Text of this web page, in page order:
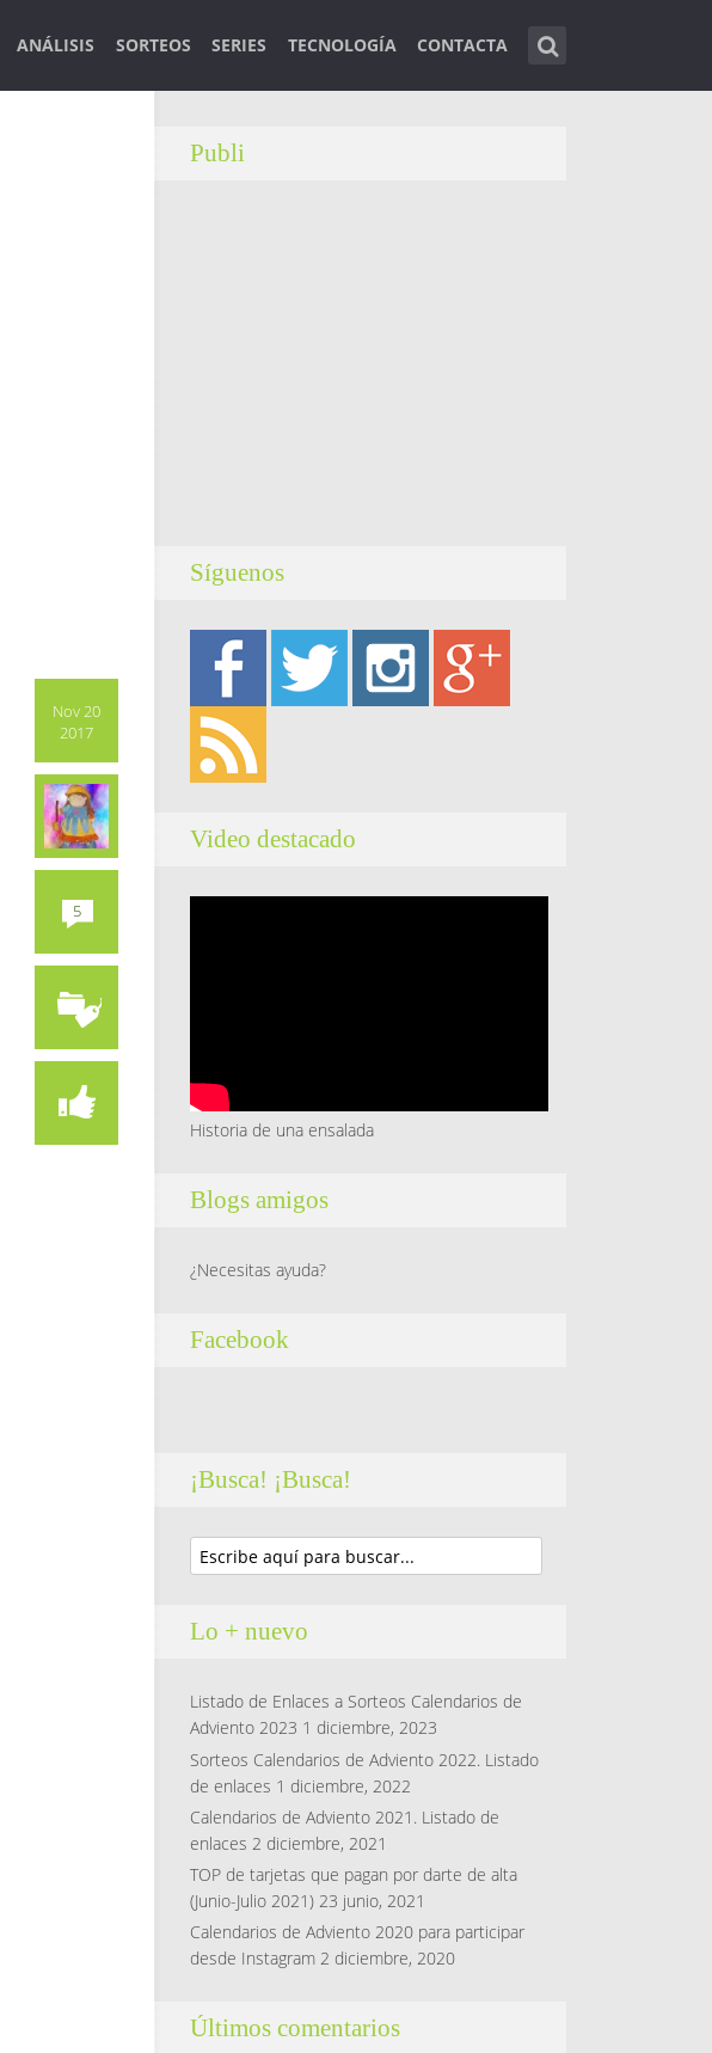
ANÁLISIS SORTEOS SERIES TECNOLOGÍA CONTACTA
Nov 20
2017
5
Publi
Síguenos
Video destacado
Historia de una ensalada
Blogs amigos
¿Necesitas ayuda?
Facebook
¡Busca! ¡Busca!
Lo + nuevo
Listado de Enlaces a Sorteos Calendarios de
Adviento 2023 1 diciembre, 2023
Sorteos Calendarios de Adviento 2022. Listado
de enlaces 1 diciembre, 2022
Calendarios de Adviento 2021. Listado de
enlaces 2 diciembre, 2021
TOP de tarjetas que pagan por darte de alta
(Junio-Julio 2021) 23 junio, 2021
Calendarios de Adviento 2020 para participar
desde Instagram 2 diciembre, 2020
Últimos comentarios